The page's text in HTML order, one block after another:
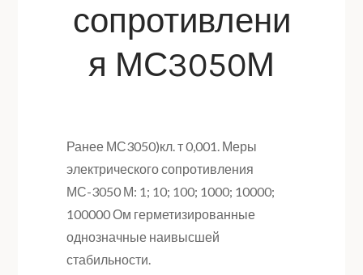
сопротивлени
я МС3050М
Ранее МС3050)кл. т 0,001. Меры
электрического сопротивления
МС-3050 М: 1; 10; 100; 1000; 10000;
100000 Ом герметизированные
однозначные наивысшей
стабильности.